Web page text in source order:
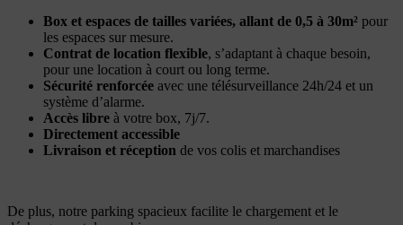
Box et espaces de tailles variées, allant de 0,5 à 30m² pour
les espaces sur mesure.
Contrat de location flexible, s’adaptant à chaque besoin,
pour une location à court ou long terme.
Sécurité renforcée avec une télésurveillance 24h/24 et un
système d’alarme.
Accès libre à votre box, 7j/7.
Directement accessible
Livraison et réception de vos colis et marchandises
De plus, notre parking spacieux facilite le chargement et le